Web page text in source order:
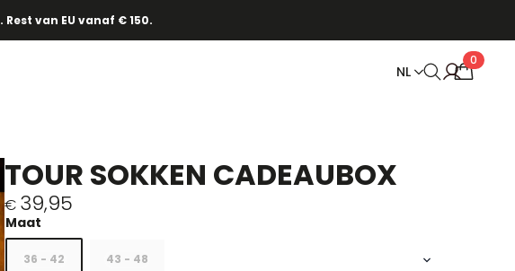
· Ontdek het hier.
NL
0
TOUR SOKKEN CADEAUBOX
€ 39,95
36 - 42 43 - 48